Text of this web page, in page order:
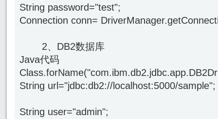
String password="test";
Connection conn=
2、DB2数据库
Java代码
String url="jdbc:db2://localhost:5000/
String user="admin";